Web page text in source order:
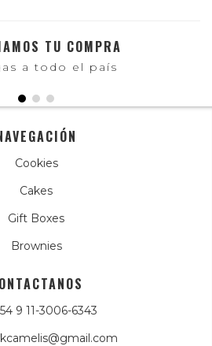
TU COMPRA
a todo el país
Cookies
Cakes
Gift Boxes
Brownies
9 11-3006-6343